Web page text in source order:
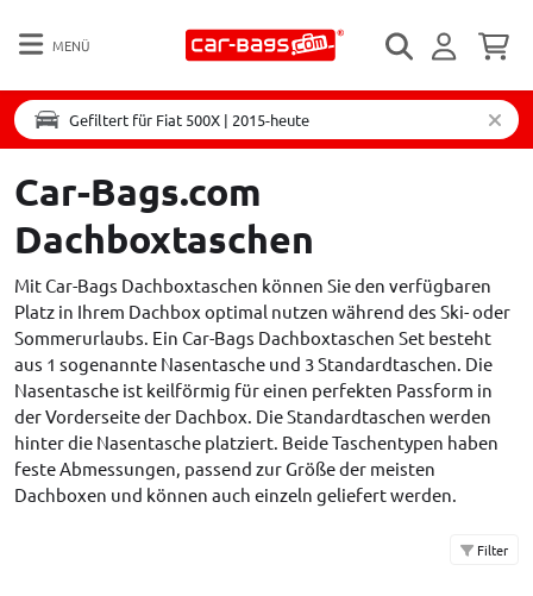
MENÜ
Gefiltert für Fiat 500X | 2015-heute
Car-Bags.com
Dachboxtaschen
Mit Car-Bags Dachboxtaschen können Sie den verfügbaren
Platz in Ihrem Dachbox optimal nutzen während des Ski- oder
Sommerurlaubs. Ein Car-Bags Dachboxtaschen Set besteht
aus 1 sogenannte Nasentasche und 3 Standardtaschen. Die
Nasentasche ist keilförmig für einen perfekten Passform in
der Vorderseite der Dachbox. Die Standardtaschen werden
hinter die Nasentasche platziert. Beide Taschentypen haben
feste Abmessungen, passend zur Größe der meisten
Dachboxen und können auch einzeln geliefert werden.
Filter